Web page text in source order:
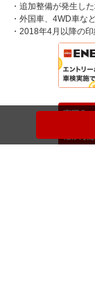
・追加整備が発生し
・外国車、4WD車な
・2018年4月以降の